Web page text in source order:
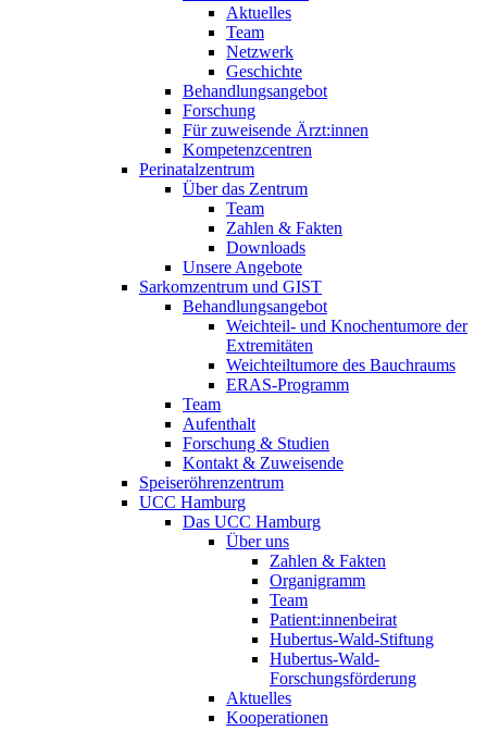
Aktuelles
Team
Netzwerk
Geschichte
Behandlungsangebot
Forschung
Für zuweisende Ärzt:innen
Kompetenzcentren
Perinatalzentrum
Über das Zentrum
Team
Zahlen & Fakten
Downloads
Unsere Angebote
Sarkomzentrum und GIST
Behandlungsangebot
Weichteil- und Knochentumore der
Extremitäten
Weichteiltumore des Bauchraums
ERAS-Programm
Team
Aufenthalt
Forschung & Studien
Kontakt & Zuweisende
Speiseröhrenzentrum
UCC Hamburg
Das UCC Hamburg
Über uns
Zahlen & Fakten
Organigramm
Team
Patient:innenbeirat
Hubertus-Wald-Stiftung
Hubertus-Wald-
Forschungsförderung
Aktuelles
Kooperationen